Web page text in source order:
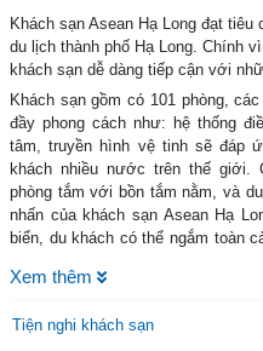
Khách sạn Asean Hạ Long đạt
du lịch thành phố Hạ Long. Chính
khách sạn dễ dàng tiếp cận với
Khách sạn gồm có 101 phòng,
đầy phong cách như: hệ thống
tâm, truyền hình vệ tinh sẽ đáp
khách nhiều nước trên thế giới.
phòng tắm với bồn tắm nằm, và
nhấn của khách sạn Asean Hạ
biển, du khách có thể ngắm toàn
vụ các món ăn Âu, Á chất lượng
Hạ Long do các đầu bếp tài hoa
Xem thêm
Tiện nghi khách sạn